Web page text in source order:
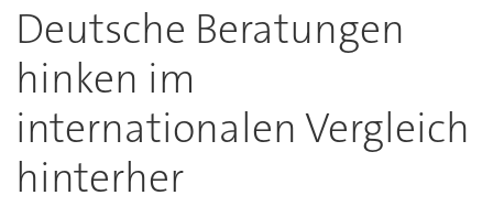
Deutsche Beratungen
hinken im
internationalen Vergleich
hinterher